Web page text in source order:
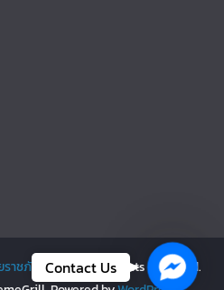
าชภัฏเลย | LRU. All rights reserved.
Contact Us